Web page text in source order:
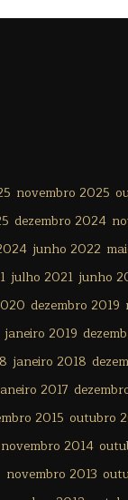
novembro 2025
dezembro 2024
junho 2022
julho 2021 junho
dezembro 2019
janeiro 2019
janeiro 2018
2017
2015 outubro
novembro 2014
novembro 2013